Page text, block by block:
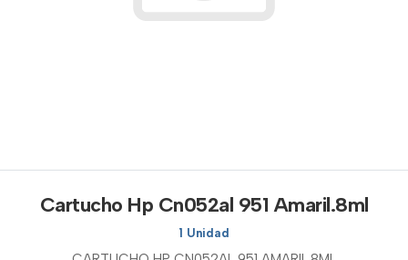
Cartucho Hp Cn052al 951 Amaril.8ml
1 Unidad